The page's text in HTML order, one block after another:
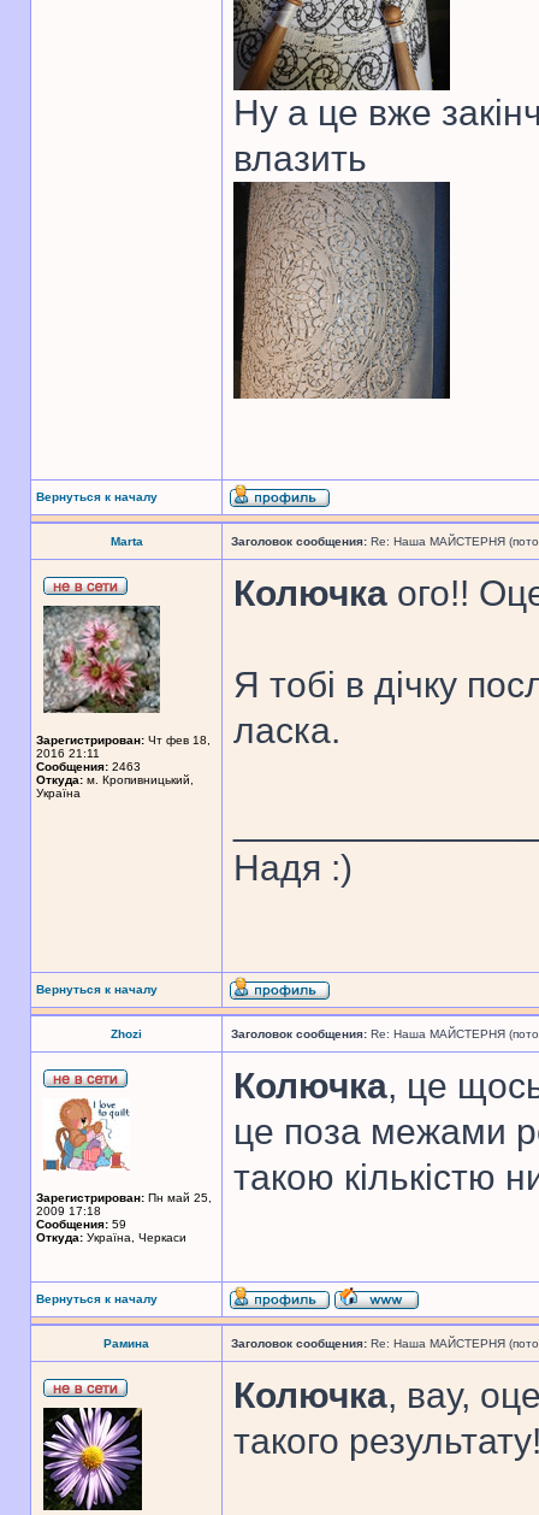
Ну а це вже
влазить
Вернуться к началу
Marta Заголовок сообщения: Re: Наша МАЙСТЕРНЯ
Зарегистрирован: Чт фев 18,
2016 21:11
Сообщения: 2463
Откуда: м. Кропивницький,
Україна
Колючка ого!!
Я тобі в дічку
ласка.
Надя :)
Вернуться к началу
Zhozi Заголовок сообщения: Re: Наша МАЙСТЕРНЯ
Зарегистрирован: Пн май 25,
2009 17:18
Сообщения: 59
Откуда: Україна, Черкаси
Колючка, це
це поза межами
такою кількістю
Вернуться к началу
Рамина Заголовок сообщения: Re: Наша МАЙСТЕРНЯ
Колючка, вау,
такого